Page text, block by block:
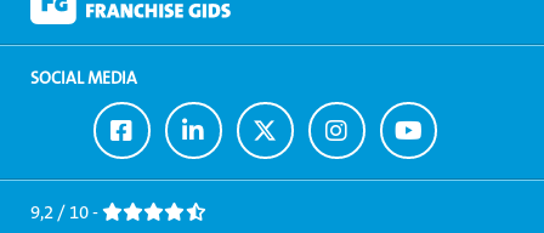
SOCIAL MEDIA
Ga
naar
Facebook
Ga
naar
LinkedIn
Ga
naar
Twitter
Ga
naar
Instagram
Ga
naar
Youtube
9,2 / 10 -